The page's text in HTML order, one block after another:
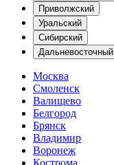
Приволжский
Уральский
Сибирский
Дальневосточный
Москва
Смоленск
Валищево
Белгород
Брянск
Владимир
Воронеж
Кострома